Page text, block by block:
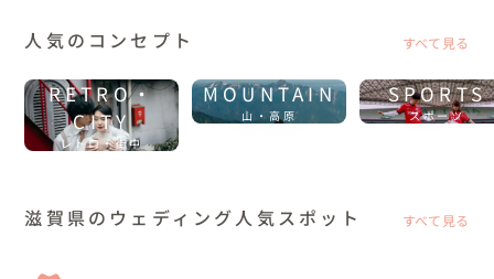
人気のコンセプト すべて見る
RETRO・
CITY
レトロ・街中
MOUNTAIN
山・高原
SPORTS
スポーツ
滋賀県のウェディング人気スポット すべて見る